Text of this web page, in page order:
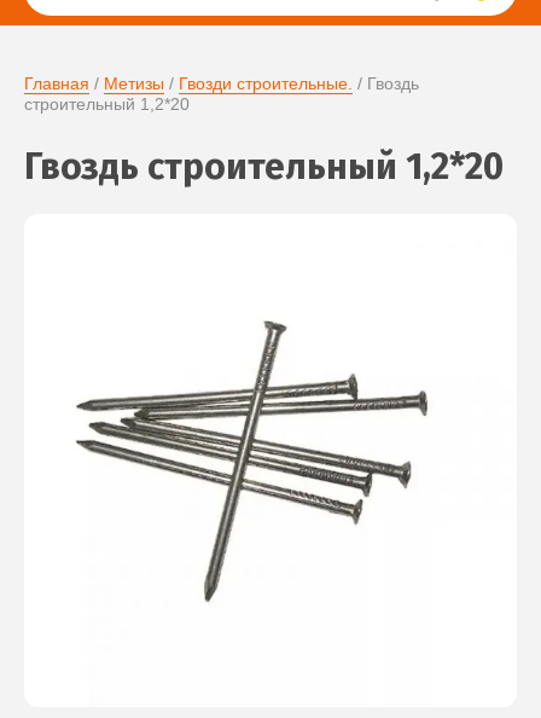
Главная / Метизы / Гвозди строительные. / Гвоздь
строительный 1,2*20
Гвоздь строительный 1,2*20